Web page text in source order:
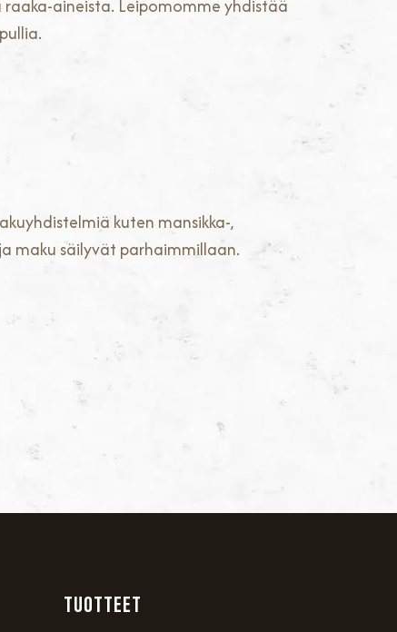
aineista. Leipomomme yhdistää
kuten mansikka-,
maku säilyvät parhaimmillaan.
TUOTTEET